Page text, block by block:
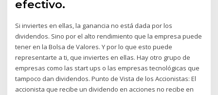
efectivo.
Si inviertes en ellas, la ganancia no está dada por los
dividendos. Sino por el alto rendimiento que la empresa puede
tener en la Bolsa de Valores. Y por lo que esto puede
representarte a ti, que inviertes en ellas. Hay otro grupo de
empresas como las start ups o las empresas tecnológicas que
tampoco dan dividendos. Punto de Vista de los Accionistas: El
accionista que recibe un dividendo en acciones no recibe en